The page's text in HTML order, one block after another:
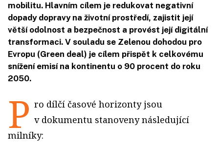
mobilitu. Hlavním cílem je redukovat negativní
dopady dopravy na životní prostředí, zajistit její
větší odolnost a bezpečnost a provést její digitální
transformaci. V souladu se Zelenou dohodou pro
Evropu (Green deal) je cílem přispět k celkovému
snížení emisí na kontinentu o 90 procent do roku
2050.
P ro dílčí časové horizonty jsou
v dokumentu stanoveny následující
milníky: